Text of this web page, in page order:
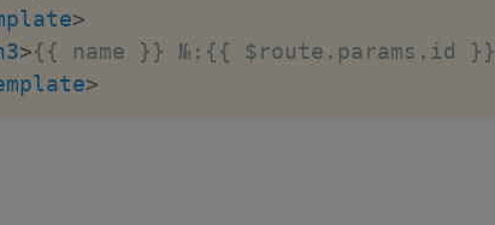
>
>{{ name }} №:{{ $route.params.id }}
>